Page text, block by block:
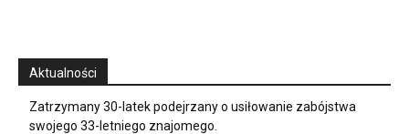
Aktualności
Zatrzymany 30-latek podejrzany o usiłowanie zabójstwa
swojego 33-letniego znajomego.